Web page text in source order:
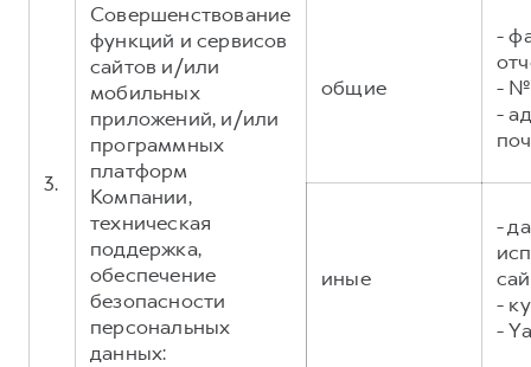
3.
Совершенствование
функций и сервисов
сайтов и/или
мобильных
приложений, и/или
программных
платформ
Компании,
техническая
поддержка,
обеспечение
безопасности
персональных
данных:
общие
-
- №
-
иные
-
-
-